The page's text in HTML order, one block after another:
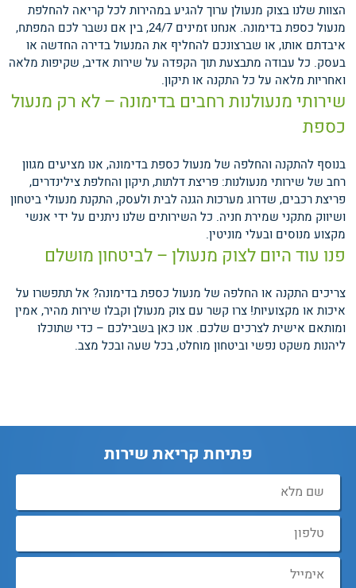
הצוות שלנו בצוק מנעולן ערוך להגיע במהירות לכל קריאה להחלפת
מנעול כספת בדימונה. אנחנו זמינים 24/7, בין אם נשבר לכם המפתח,
איבדתם אותו, או שברצונכם להחליף את המנעול בדירה החדשה או
בעסק. כל עבודה מתבצעת תוך הקפדה על שירות אדיב, שקיפות מלאה
ואחריות מלאה על כל התקנה או תיקון.
שירותי מנעולנות רחבים בדימונה – לא רק מנעול
כספת
בנוסף להתקנה והחלפה של מנעול כספת בדימונה, אנו מציעים מגוון
רחב של שירותי מנעולנות: פריצת דלתות, תיקון והחלפת צילינדרים,
פריצת רכבים, שדרוג מערכות הגנה לבית ולעסק, התקנת מנעולי ביטחון
ושיווק מתקני שמירת חניה. כל השירותים שלנו ניתנים על ידי אנשי
מקצוע מנוסים ובעלי מוניטין.
פנו עוד היום לצוק מנעולן – לביטחון מושלם
צריכים התקנה או החלפה של מנעול כספת בדימונה? אל תתפשרו על
איכות או מקצועיות! צרו קשר עם צוק מנעולן וקבלו שירות מהיר, אמין
ומותאם אישית לצרכים שלכם. אנו כאן בשבילכם – כדי שתוכלו
ליהנות משקט נפשי וביטחון מוחלט, בכל שעה ובכל מצב.
פתיחת קריאת שירות